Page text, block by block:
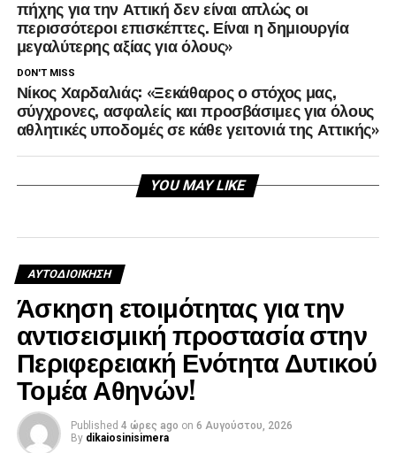
πήχης για την Αττική δεν είναι απλώς οι
περισσότεροι επισκέπτες. Είναι η δημιουργία
μεγαλύτερης αξίας για όλους»
DON'T MISS
Νίκος Χαρδαλιάς: «Ξεκάθαρος ο στόχος μας,
σύγχρονες, ασφαλείς και προσβάσιμες για όλους
αθλητικές υποδομές σε κάθε γειτονιά της Αττικής»
YOU MAY LIKE
ΑΥΤΟΔΙΟΊΚΗΣΗ
Άσκηση ετοιμότητας για την
αντισεισμική προστασία στην
Περιφερειακή Ενότητα Δυτικού
Τομέα Αθηνών!
Published 4 ώρες ago on 6 Αυγούστου, 2026
By dikaiosinisimera